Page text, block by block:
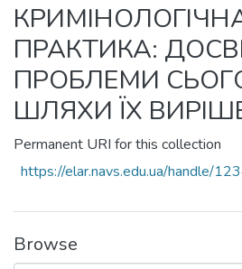
All of DSpace
КРИМІНОЛОГІЧНА
ПРАКТИКА:
ПРОБЛЕМИ
ШЛЯХИ ЇХ
Permanent URI for this collection
https://elar.navs.edu.ua/handle/
Browse